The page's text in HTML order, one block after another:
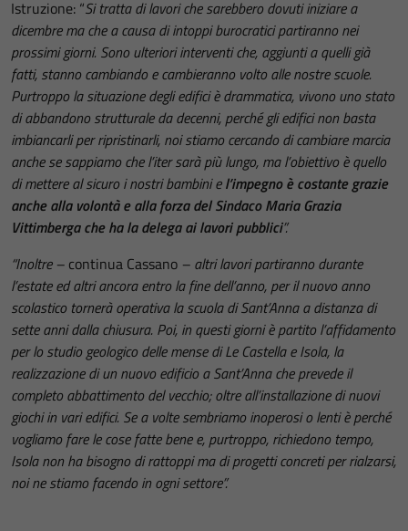
Istruzione: “Si tratta di lavori che sarebbero dovuti iniziare a
dicembre ma che a causa di intoppi burocratici partiranno nei
prossimi giorni. Sono ulteriori interventi che, aggiunti a quelli già
fatti, stanno cambiando e cambieranno volto alle nostre scuole.
Purtroppo la situazione degli edifici è drammatica, vivono uno stato
di abbandono strutturale da decenni, perché gli edifici non basta
imbiancarli per ripristinarli, noi stiamo cercando di cambiare marcia
anche se sappiamo che l’iter sarà più lungo, ma l’obiettivo è quello
di mettere al sicuro i nostri bambini el’impegno è costante grazie
anche alla volontà e alla forza del Sindaco Maria Grazia
Vittimberga che ha la delega ai lavori pubblici”.
“Inoltre – continua Cassano – altri lavori partiranno durante
l’estate ed altri ancora entro la fine dell’anno, per il nuovo anno
scolastico tornerà operativa la scuola di Sant’Anna a distanza di
sette anni dalla chiusura. Poi, in questi giorni è partito l’affidamento
per lo studio geologico delle mense di Le Castella e Isola, la
realizzazione di un nuovo edificio a Sant’Anna che prevede il
completo abbattimento del vecchio; oltre all’installazione di nuovi
giochi in vari edifici. Se a volte sembriamo inoperosi o lenti è perché
vogliamo fare le cose fatte bene e, purtroppo, richiedono tempo,
Isola non ha bisogno di rattoppi ma di progetti concreti per rialzarsi,
noi ne stiamo facendo in ogni settore”.